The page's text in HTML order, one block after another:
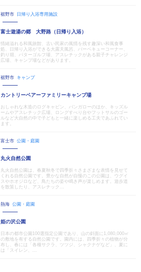
裾野市 日帰り入浴専用施設
富士遊湯の郷 大野路（日帰り入浴）
情緒溢れる和風旅館、古い民家の風情を残す趣深い和風食事
処、日帰り入浴ができる大露天風呂、バーベキューコーナー、
釣り堀、パターゴルフ場、アスレチックがある親子チャレンジ
広場、キャンプ場などがあります。
裾野市 キャンプ
カントリーベアーファミリーキャンプ場
おしゃれな木造のログキャビン、バンガローのほか、キッズル
ームやアスレチック広場、ロングすべり台やフットサルのゴー
ルなど大自然の中で子どもと一緒に楽しめる工夫であふれてい
ます。
富士市 公園・庭園
丸火自然公園
丸火自然公園は、春夏秋冬で四季折々さまざまな表情を見せて
くれる自然公園です。豊かな自然が自慢のこの公園は、ウグイ
スやホオジロなど、鳥たちの姿や鳴き声が楽しめます。遊歩道
を散策したり、アスレチック...
熱海 公園・庭園
姫の沢公園
日本の都市公園100選指定公園であり、山の斜面に1,080,000㎡
の敷地を有する自然公園です。園内には、四季折々の植物が分
布し、春には「各種サクラ、ツツジ、シャクナゲなど」、夏に
は「スイレン、...